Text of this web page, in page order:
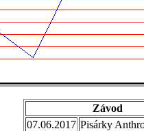
Závod
07.06.2017 Pisárky